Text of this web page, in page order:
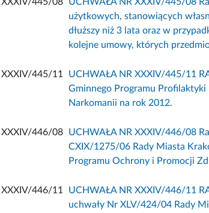
użytkowych, stanowiących
dłuższy niż 3 lata oraz w
kolejne umowy, których
XXXIV/445/11
UCHWAŁA NR XXXIV/445/11
Gminnego Programu
Narkomanii na rok 2012.
XXXIV/446/08
UCHWAŁA NR XXXIV/446/08
CXIX/1275/06 Rady Miasta
Programu Ochrony i Promocji
XXXIV/446/11
UCHWAŁA NR XXXIV/446/11
uchwały Nr XLV/424/04 Rady